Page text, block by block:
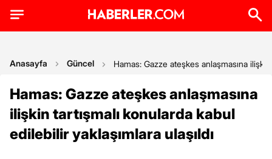
Anasayfa Güncel Hamas: Gazze ateşkes anlaşmasına
Hamas: Gazze ateşkes anlaşmasına
ilişkin tartışmalı konularda kabul
edilebilir yaklaşımlara ulaşıldı